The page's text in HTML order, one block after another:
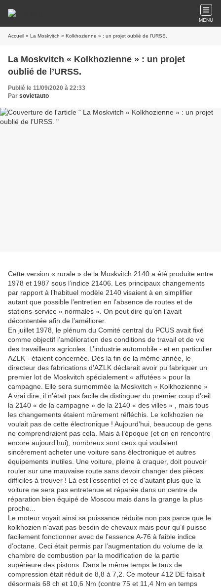
MENU
Accueil » La Moskvitch « Kolkhozienne » : un projet oublié de l’URSS.
La Moskvitch « Kolkhozienne » : un projet
oublié de l’URSS.
Publié le 11/09/2020 à 22:33
Par sovietauto
Cette version « rurale » de la Moskvitch 2140 a été produite entre
1978 et 1987 sous l’indice 21406. Les principaux changements
par rapport à l’habituel modèle 2140 visaient à en simplifier
autant que possible l’entretien en l’absence de routes et de
stations-service « normales ». On peut dire qu’on l’avait
décontentée afin de l’améliorer.
En juillet 1978, le plénum du Comité central du PCUS avait fixé
comme objectif l’amélioration des conditions de travail et de vie
des travailleurs agricoles. L’industrie automobile - et en particulier
AZLK - étaient concernée. Dès la fin de la même année, le
directeur des fabrications d’AZLK déclarait avoir pu fabriquer un
premier lot de Moskvitch spécialement « affutées » pour la
campagne. Elle sera surnommée la Moskvitch « Kolkhozienne »
A vrai dire, il n’était pas facile de distinguer du premier coup d’œil
la 2140 « de la campagne » de la 2140 « des villes » , mais tous
les changements étaient mûrement réfléchis. Le kolkhozien ne
voulait pas de cette électronique ! Aujourd’hui, beaucoup de gens
ne comprendraient pas cela. Mais à l’époque (et on en rencontre
encore aujourd’hui), nombreux sont ceux qui voulaient
sincèrement acheter une voiture sans électronique et autres
équipements inutiles. Une voiture, pleine à craquer, doit pouvoir
rouler sur une mauvaise route sans devoir changer des pièces
difficiles à trouver ! Là est l’essentiel et ce d'autant plus que la
voiture ne sera pas entretenue et réparée dans un centre de
réparation bien équipé de Moscou mais dans la grange la plus
proche...
Le moteur voyait ainsi sa puissance réduite non pas parce que le
kolkhozien n’avait pas besoin de chevaux mais pour qu’il puisse
facilement fonctionner avec de l’essence A-76 à faible indice
d’octane. Ceci était permis par l’augmentation du volume de la
chambre de combustion par la modification de la partie
supérieure des pistons. Dans le même temps le taux de
compression était réduit de 8,8 à 7,2. Ce moteur 412 DE faisait
désormais 68 ch et 10,6 Nm (contre 75 et 11,4 Nm en temps